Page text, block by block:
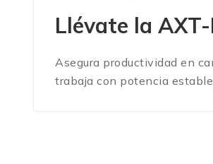
Llévate la
Asegura productividad en
trabaja con potencia